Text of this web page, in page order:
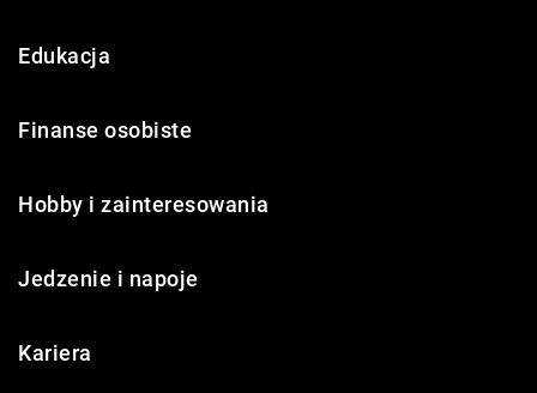
Edukacja
Finanse osobiste
Hobby i zainteresowania
Jedzenie i napoje
Kariera